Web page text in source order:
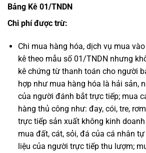
Bảng Kê 01/TNDN
Chi phí được trừ:
Chi mua hàng hóa, dịch vụ mua
kê theo mẫu số 01/TNDN nhưng
kê chứng từ thanh toán cho người
hợp như mua hàng hóa là hải sản,
của người đánh bắt trực tiếp; mua
hàng thủ công như: đay, cói, tre,
trực tiếp sản xuất không kinh
mua đất, cát, sỏi, đá của cá nhân
liệu của người trực tiếp thu lượm;